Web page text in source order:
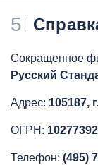
5
Сокращенное
Русский
Адрес: 105187,
ОГРН:
Телефон: (495)